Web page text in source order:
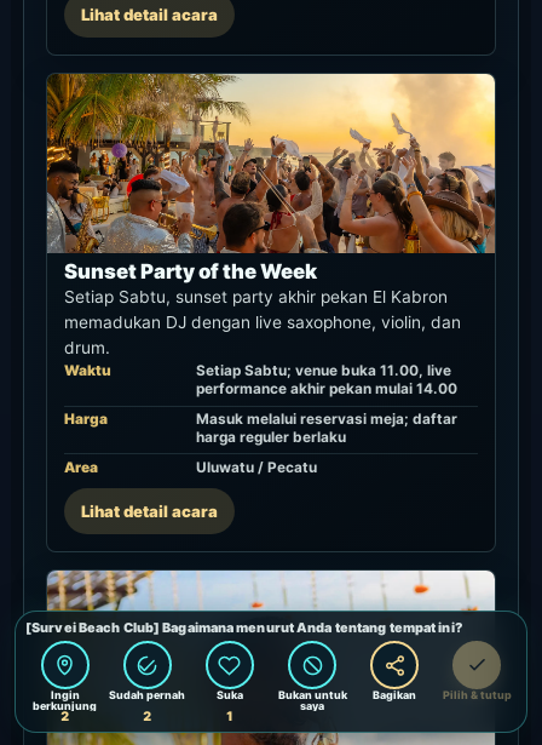
Lihat detail acara
Sunset Party of the Week
Setiap Sabtu, sunset party akhir pekan El Kabron
memadukan DJ dengan live saxophone, violin, dan
drum.
Waktu
Setiap Sabtu; venue buka 11.00, live
performance akhir pekan mulai 14.00
Harga
Masuk melalui reservasi meja; daftar
harga reguler berlaku
Area
Uluwatu / Pecatu
Lihat detail acara